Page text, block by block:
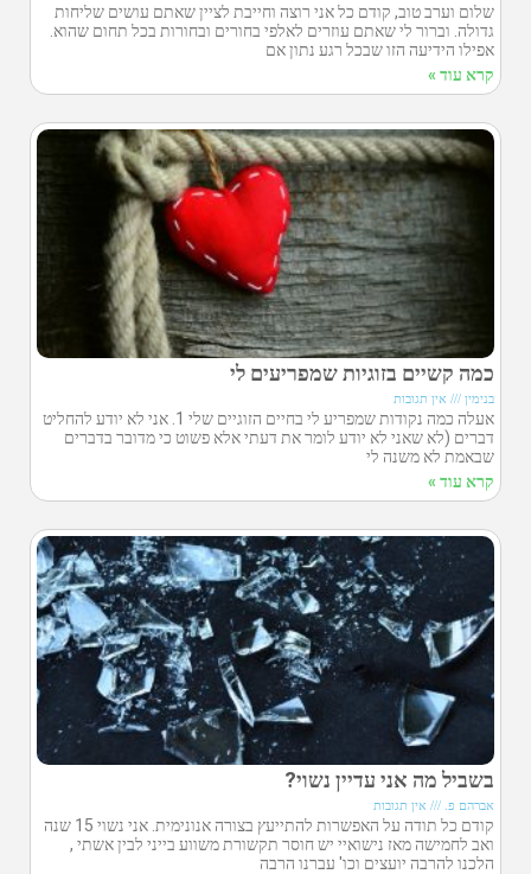
שלום וערב טוב, קודם כל אני רוצה וחייבת לציין שאתם עושים שליחות
גדולה. וברור לי שאתם עוזרים לאלפי בחורים ובחורות בכל תחום שהוא.
אפילו הידיעה הזו שבכל רגע נתון אם
קרא עוד »
כמה קשיים בזוגיות שמפריעים לי
בנימין אין תגובות
אעלה כמה נקודות שמפריע לי בחיים הזוגיים שלי 1. אני לא יודע להחליט
דברים (לא שאני לא יודע לומר את דעתי אלא פשוט כי מדובר בדברים
שבאמת לא משנה לי
קרא עוד »
בשביל מה אני עדיין נשוי?
אברהם פ. אין תגובות
קודם כל תודה על האפשרות להתייעץ בצורה אנונימית. אני נשוי 15 שנה
ואב לחמישה מאז נישואיי יש חוסר תקשורת משווע בייני לבין אשתי ,
הלכנו להרבה יועצים וכו' עברנו הרבה